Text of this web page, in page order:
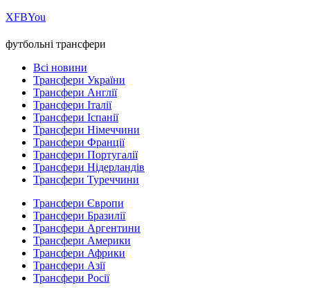
ХFBYou
футбольні трансфери
Всі новини
Трансфери України
Трансфери Англії
Трансфери Італії
Трансфери Іспанії
Трансфери Німеччини
Трансфери Франції
Трансфери Португалії
Трансфери Нідерландів
Трансфери Туреччини
Трансфери Європи
Трансфери Бразилії
Трансфери Аргентини
Трансфери Америки
Трансфери Африки
Трансфери Азії
Трансфери Росії